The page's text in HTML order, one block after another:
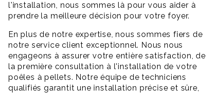
l'installation, nous sommes là pour vous aider à
prendre la meilleure décision pour votre foyer.
En plus de notre expertise, nous sommes fiers de
notre service client exceptionnel. Nous nous
engageons à assurer votre entière satisfaction, de
la première consultation à l'installation de votre
poêles à pellets. Notre équipe de techniciens
qualifiés garantit une installation précise et sûre,